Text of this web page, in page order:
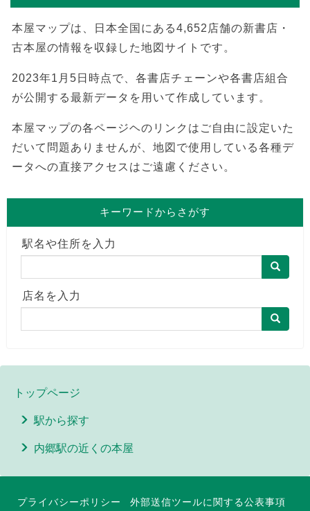
本屋マップは、日本全国にある4,652店舗の新書店・
古本屋の情報を収録した地図サイトです。
2023年1月5日時点で、各書店チェーンや各書店組合
が公開する最新データを用いて作成しています。
本屋マップの各ページヘのリンクはご自由に設定いた
だいて問題ありませんが、地図で使用している各種デ
ータへの直接アクセスはご遠慮ください。
キーワードからさがす
駅名や住所を入力
店名を入力
トップページ
駅から探す
内郷駅の近くの本屋
プライバシーポリシー 外部送信ツールに関する公表事項